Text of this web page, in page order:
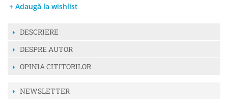
+ Adaugă la wishlist
DESCRIERE
DESPRE AUTOR
OPINIA CITITORILOR
NEWSLETTER